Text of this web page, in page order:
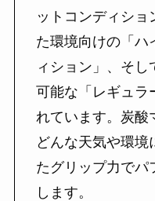
ットコンディショ
た環境向けの「ハ
ィション」、そ
可能な「レギュラ
れています。炭酸
どんな天気や環境
たグリップ力でパ
します。